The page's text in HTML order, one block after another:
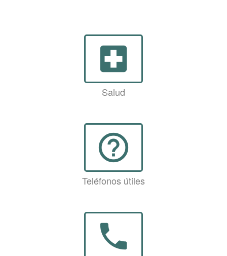
local_hospital
Salud
help_outline
Teléfonos útiles
phone